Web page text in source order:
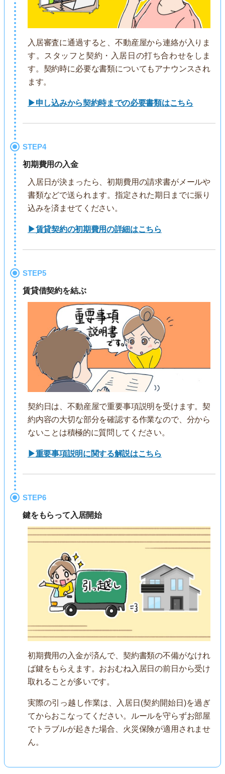
入居審査に通過すると、不動産屋から連絡が入りま
す。スタッフと契約・入居日の打ち合わせをしま
す。契約時に必要な書類についてもアナウンスされ
ます。
▶申し込みから契約時までの必要書類はこちら
STEP4
初期費用の入金
入居日が決まったら、初期費用の請求書がメールや
書類などで送られます。指定された期日までに振り
込みを済ませてください。
▶賃貸契約の初期費用の詳細はこちら
STEP5
賃貸借契約を結ぶ
契約日は、不動産屋で重要事項説明を受けます。契
約内容の大切な部分を確認する作業なので、分から
ないことは積極的に質問してください。
▶重要事項説明に関する解説はこちら
STEP6
鍵をもらって入居開始
初期費用の入金が済んで、契約書類の不備がなけれ
ば鍵をもらえます。おおむね入居日の前日から受け
取れることが多いです。
実際の引っ越し作業は、入居日(契約開始日)を過ぎ
てからおこなってください。ルールを守らずお部屋
でトラブルが起きた場合、火災保険が適用されませ
ん。